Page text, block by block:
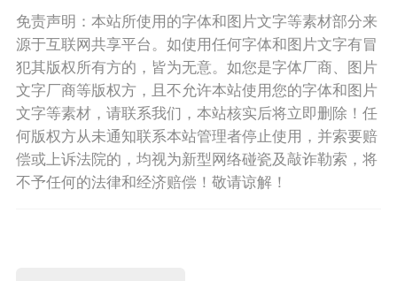
免责声明：本站所使用的字体和图片文字等素材部分来
源于互联网共享平台。如使用任何字体和图片文字有冒
犯其版权所有方的，皆为无意。如您是字体厂商、图片
文字厂商等版权方，且不允许本站使用您的字体和图片
文字等素材，请联系我们，本站核实后将立即删除！任
何版权方从未通知联系本站管理者停止使用，并索要赔
偿或上诉法院的，均视为新型网络碰瓷及敲诈勒索，将
不予任何的法律和经济赔偿！敬请谅解！